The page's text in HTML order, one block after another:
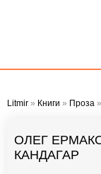
Litmir » Книги » Проза »
ОЛЕГ
КАНДАГАР